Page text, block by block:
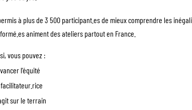
à plus de 3 500 participant.es de mieux comprendre les
formé.es animent des ateliers partout en France.
vous pouvez :
l’équité
sur le terrain